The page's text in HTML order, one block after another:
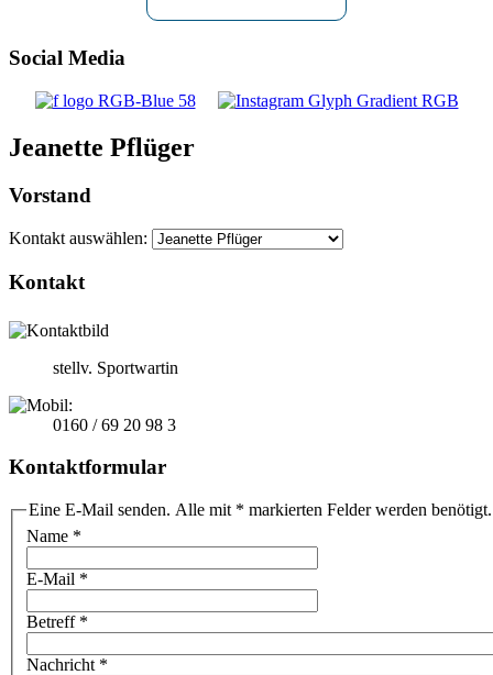
Social Media
Jeanette Pflüger
Vorstand
Kontakt auswählen:
Kontakt
stellv. Sportwartin
0160 / 69 20 98 3
Kontaktformular
Eine E-Mail senden. Alle mit * markierten Felder werden benötigt.
Name *
E-Mail *
Betreff*
Nachricht *